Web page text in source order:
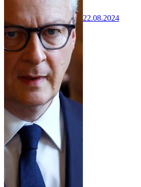
22.08.2024